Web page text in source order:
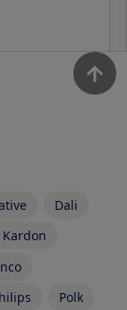
Dali
Polk